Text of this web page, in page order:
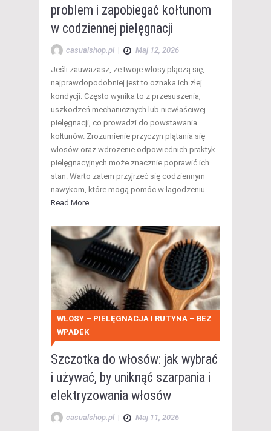
problem i zapobiegać kołtunom
w codziennej pielęgnacji
casualshop.pl | Maj 12, 2026
Jeśli zauważasz, że twoje włosy plączą się,
najprawdopodobniej jest to oznaka ich złej
kondycji. Często wynika to z przesuszenia,
uszkodzeń mechanicznych lub niewłaściwej
pielęgnacji, co prowadzi do powstawania
kołtunów. Zrozumienie przyczyn plątania się
włosów oraz wdrożenie odpowiednich praktyk
pielęgnacyjnych może znacznie poprawić ich
stan. Warto zatem przyjrzeć się codziennym
nawykom, które mogą pomóc w łagodzeniu…
Read More
WŁOSY – PIELĘGNACJA I RUTYNA – BEZ
WPADEK
Szczotka do włosów: jak wybrać
i używać, by uniknąć szarpania i
elektryzowania włosów
casualshop.pl | Maj 11, 2026